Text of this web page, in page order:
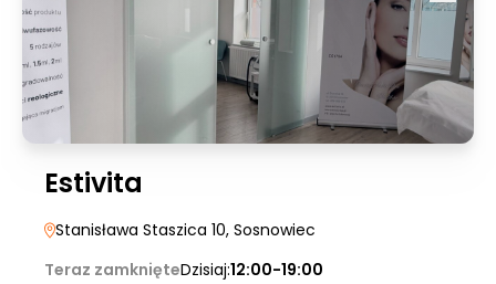
Estivita
Stanisława Staszica 10, Sosnowiec
Teraz zamknięteDzisiaj:12:00-19:00